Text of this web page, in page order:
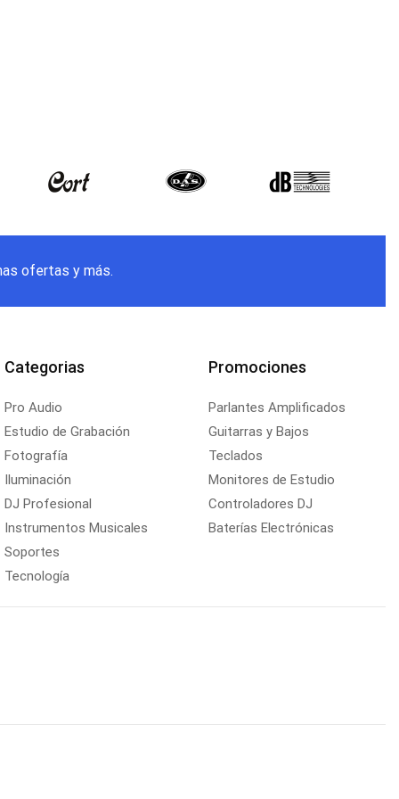
ofertas y más.
Categorias
Pro Audio
Estudio de Grabación
Fotografía
Iluminación
DJ Profesional
Instrumentos Musicales
Soportes
Tecnología
Promociones
Parlantes Amplificados
Guitarras y Bajos
Teclados
Monitores de Estudio
Controladores DJ
Baterías Electrónicas